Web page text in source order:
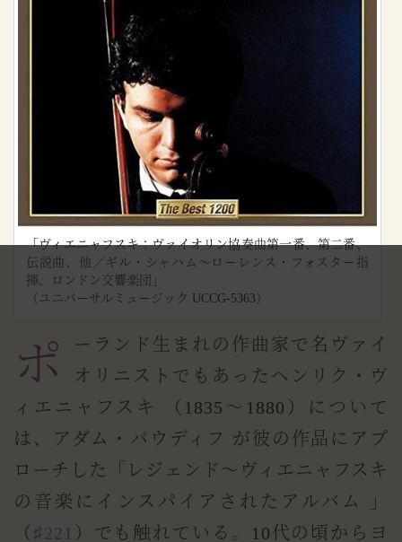
「ヴィエニャフスキ：ヴァイオリン協奏曲第一番、第二番、
伝説曲、他／ギル・シャハム～ローレンス・フォスター指
揮、ロンドン交響楽団」
（ユニバーサルミュージック UCCG-5363）
ポーランド生まれの作曲家で名ヴァイ
オリニストでもあったヘンリク・ヴ
ィエニャフスキ （1835～1880）について
は、アダム・バウディフ が彼の作品にアプ
ローチした「レジェンド～ヴィエニャフスキ
の音楽にインスパイアされたアルバム 」
（ ♯221 ）でも触れている。10代の頃からヨ